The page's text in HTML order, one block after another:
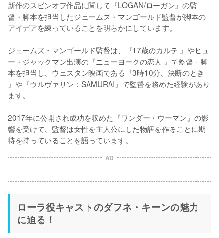
新作のスピンオフ作品に関して『LOGAN/ローガン』の監
督・脚本を担当したジェームズ・マンゴールド監督が脚本の
アイデアを練っていることを明らかにしています。
ジェームズ・マンゴールド監督は、『17歳のカルテ 』やヒュ
ー・ジャックマン出演の『ニューヨークの恋人 』で監督・脚
本を担当し、ウェスタン映画である『3時10分、決断のとき
』や『ウルヴァリン：SAMURAI』で監督を務めた経験があり
ます。
2017年に公開され成功を収めた『ワンダー・ウーマン』の影
響を受けて、監督は女性を主人公にした物語を作ることに期
AD
ローラ役キャストのダフネ・キーンの魅力
に迫る！